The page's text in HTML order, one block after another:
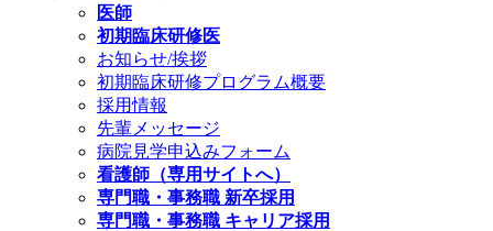
医師
初期臨床研修医
お知らせ/挨拶
初期臨床研修プログラム概要
採用情報
先輩メッセージ
病院見学申込みフォーム
看護師（専用サイトへ）
専門職・事務職 新卒採用
専門職・事務職 キャリア採用